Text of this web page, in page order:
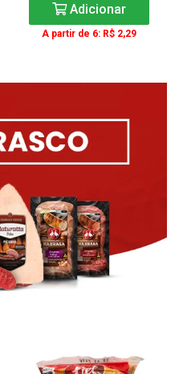
Adicionar
A partir de 6: R$ 2,29